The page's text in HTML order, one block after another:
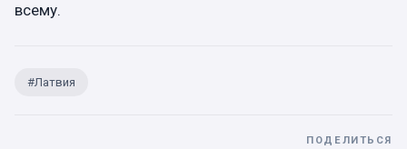
всему.
#Латвия
ПОДЕЛИТЬСЯ